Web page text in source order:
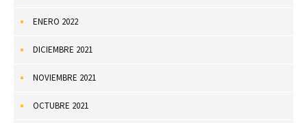
ENERO 2022
DICIEMBRE 2021
NOVIEMBRE 2021
OCTUBRE 2021